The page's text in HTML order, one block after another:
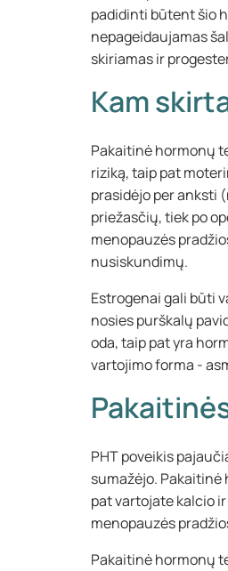
padidinti būtent šio
nepageidaujamas
skiriamas ir
Kam
Pakaitinė hormonų
riziką, taip pat
prasidėjo per anksti
priežasčių, tiek po
menopauzės
nusiskundimų.
Estrogenai gali būti
nosies purškalų
oda, taip pat yra
vartojimo forma -
PHT poveikis
sumažėjo.
pat vartojate kalcio
menopauzės
Pakaitinė hormonų